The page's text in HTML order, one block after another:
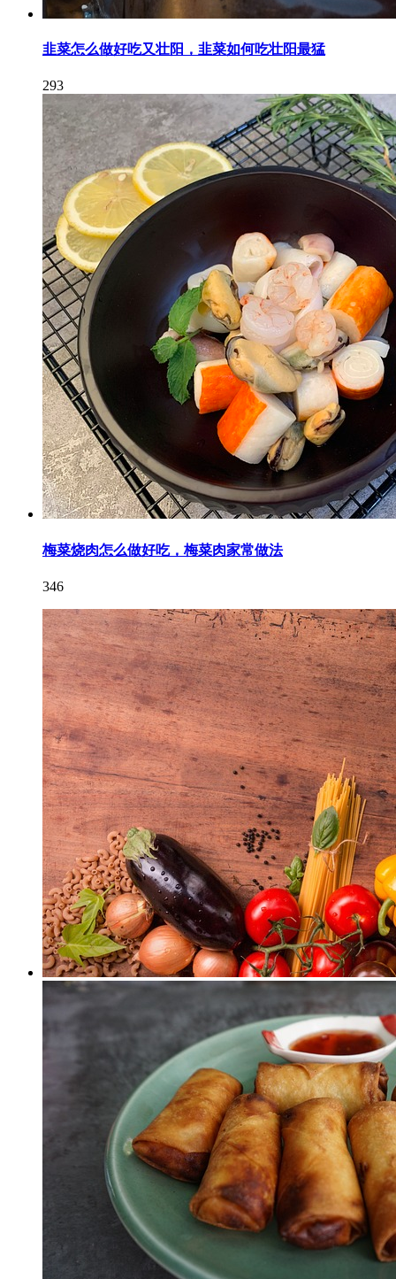
韭菜怎么做好吃又壮阳，韭菜如何吃壮阳最猛
293
梅菜烧肉怎么做好吃，梅菜肉家常做法
346